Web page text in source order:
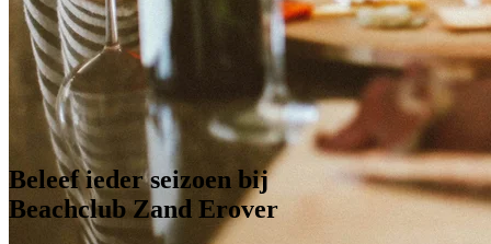
Beleef ieder seizoen bij
Beachclub Zand Erover